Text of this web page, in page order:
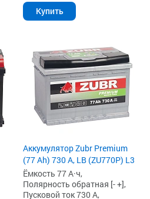
Купить
Аккумулятор Zubr Premium
(77 Ah) 730 А, LB (ZU770P) L3
Ёмкость 77 А·ч,
Полярность обратная [- +],
Пусковой ток 730 А,